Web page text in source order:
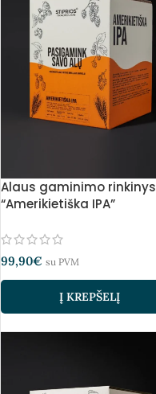
Alaus gaminimo rinkinys
“Amerikietiška IPA”
99,90€ su PVM
Į KREPŠELĮ